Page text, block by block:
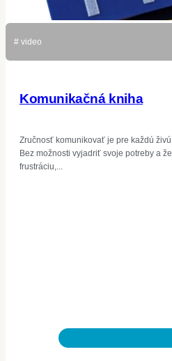
# video
Komunikačná kniha
Zručnosť komunikovať je pre každú
Bez možnosti vyjadriť svoje potreby a
frustráciu,...